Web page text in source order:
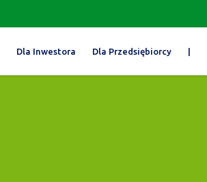
Dla Inwestora Dla Przedsiębiorcy |